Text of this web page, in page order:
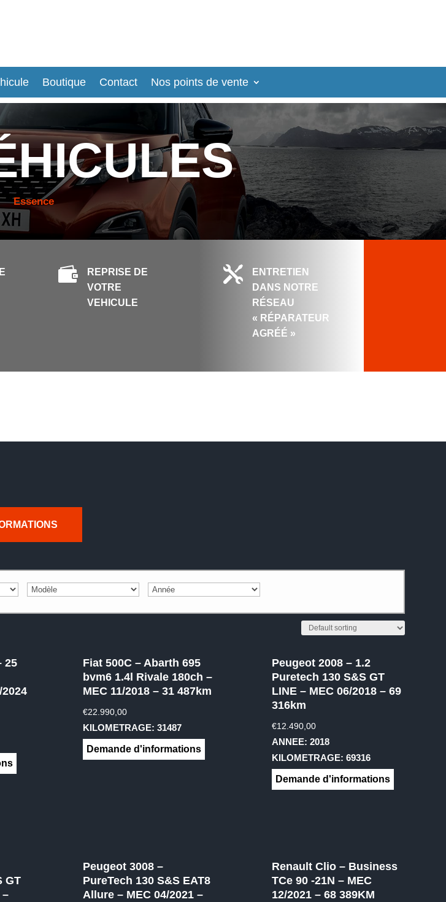
Boutique Contact Nos points de vente
Essence

REPRISE DE
VOTRE
VEHICULE

ENTRETIEN
DANS NOTRE
RÉSEAU
« RÉPARATEUR
AGRÉÉ »
25
Fiat 500C – Abarth 695
bvm6 1.4l Rivale 180ch –
MEC 11/2018 – 31 487km
€22.990,00
KILOMETRAGE: 31487
Demande d'informations
Peugeot 2008 – 1.2
Puretech 130 S&S GT
LINE – MEC 06/2018 – 69
316km
€12.490,00
ANNEE: 2018
KILOMETRAGE: 69316
Demande d'informations
GT
–
Peugeot 3008 –
PureTech 130 S&S EAT8
Allure – MEC 04/2021 –
Renault Clio – Business
TCe 90 -21N – MEC
12/2021 – 68 389KM